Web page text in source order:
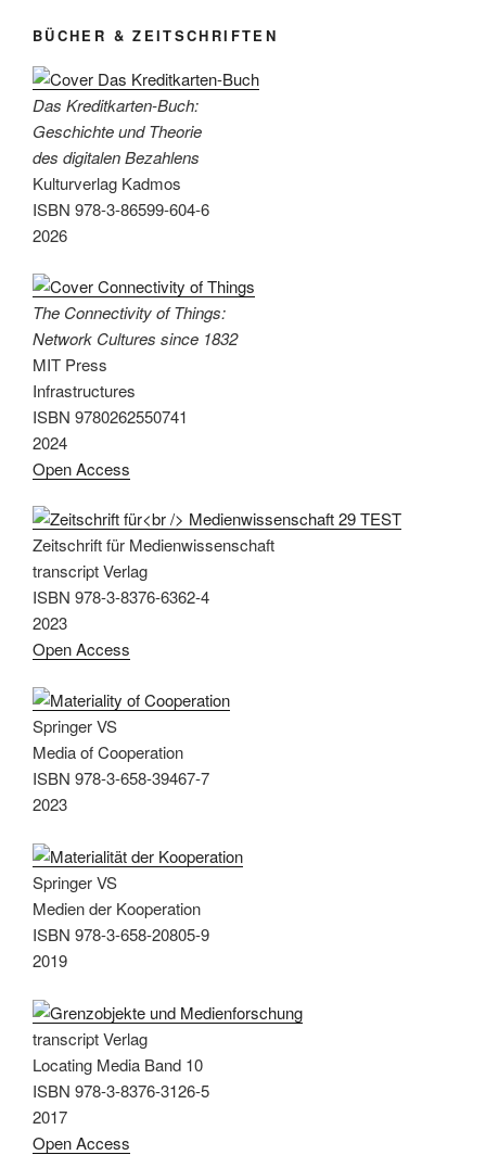
BÜCHER & ZEITSCHRIFTEN
Das Kreditkarten-Buch:
Geschichte und Theorie
des digitalen Bezahlens
Kulturverlag Kadmos
ISBN 978-3-86599-604-6
2026
The Connectivity of Things:
Network Cultures since 1832
MIT Press
Infrastructures
ISBN 9780262550741
2024
Open Access
Zeitschrift für Medienwissenschaft
transcript Verlag
ISBN 978-3-8376-6362-4
2023
Open Access
Springer VS
Media of Cooperation
ISBN 978-3-658-39467-7
2023
Springer VS
Medien der Kooperation
ISBN 978-3-658-20805-9
2019
transcript Verlag
Locating Media Band 10
ISBN 978-3-8376-3126-5
2017
Open Access